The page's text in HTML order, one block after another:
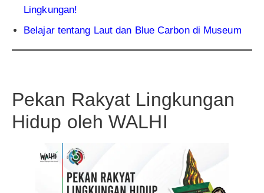
Lingkungan!
Belajar tentang Laut dan Blue Carbon di Museum
Pekan Rakyat Lingkungan
Hidup oleh WALHI